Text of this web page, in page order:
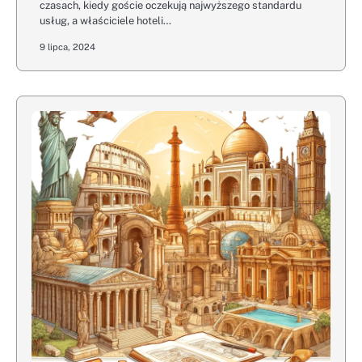
czasach, kiedy goście oczekują najwyższego standardu
usług, a właściciele hoteli…
9 lipca, 2024